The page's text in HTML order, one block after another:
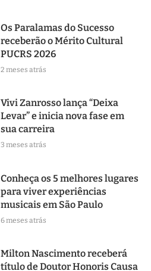
Os Paralamas do Sucesso
receberão o Mérito Cultural
PUCRS 2026
2 meses atrás
Vivi Zanrosso lança “Deixa
Levar” e inicia nova fase em
sua carreira
3 meses atrás
Conheça os 5 melhores lugares
para viver experiências
musicais em São Paulo
6 meses atrás
Milton Nascimento receberá
título de Doutor Honoris Causa